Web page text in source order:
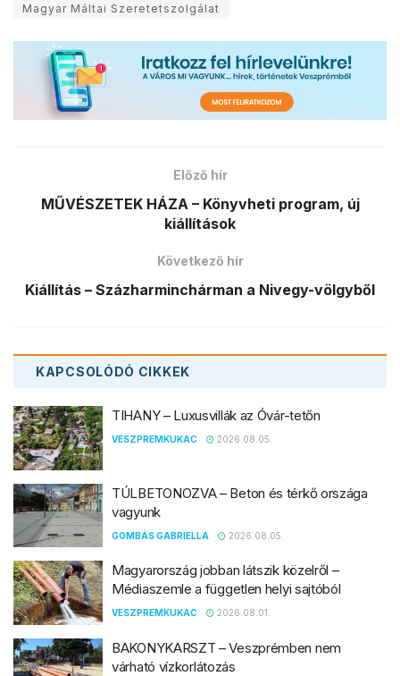
Magyar Máltai Szeretetszolgálat
Előző hír
MŰVÉSZETEK HÁZA – Könyvheti program, új
kiállítások
Következő hír
Kiállítás – Százharminchárman a Nivegy-völgyből
KAPCSOLÓDÓ CIKKEK
TIHANY – Luxusvillák az Óvár-tetőn
VESZPREMKUKAC 2026.08.05.
TÚLBETONOZVA – Beton és térkő országa
vagyunk
GOMBÁS GABRIELLA 2026.08.05.
Magyarország jobban látszik közelről –
Médiaszemle a független helyi sajtóból
VESZPREMKUKAC 2026.08.01.
BAKONYKARSZT – Veszprémben nem
várható vízkorlátozás